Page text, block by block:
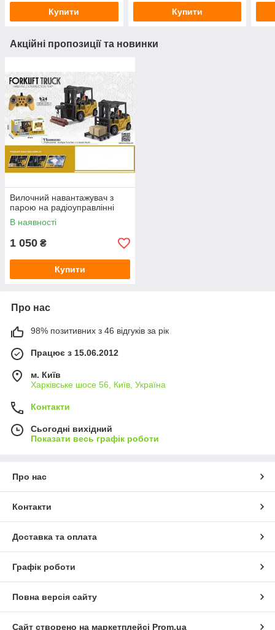
Купити Купити
Акційні пропозиції та новинки
Вилочний навантажувач з
парою на радіоуправлінні
В наявності
1 050 ₴
Купити
Про нас
98% позитивних з 46 відгуків за рік
Працює з 15.06.2012
м. Київ
Харківське шосе 56, Київ, Україна
Контакти
Сьогодні вихідний
Показати весь графік роботи
Про нас
Контакти
Доставка та оплата
Графік роботи
Повна версія сайту
Сайт створено на маркетплейсі Prom.ua